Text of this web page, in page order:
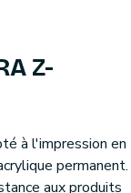
Z-
à l'impression en
permanent.
aux produits